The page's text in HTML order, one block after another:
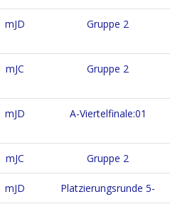
mJD Gruppe 2
mJC Gruppe 2
mJD A-Viertelfinale:01
mJC Gruppe 2
mJD Platzierungsrunde 5-